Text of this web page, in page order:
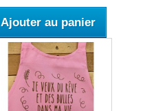
Ajouter au panier